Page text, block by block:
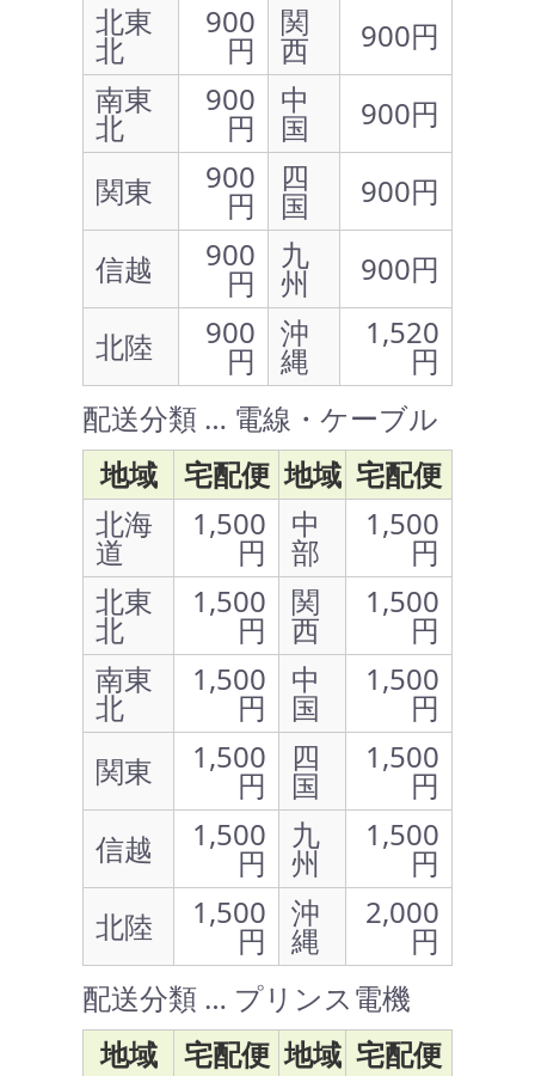
北東
北
900
円
関
西
900円
南東
北
900
円
中
国
900円
関東
900
円
四
国
900円
信越
900
円
九
州
900円
北陸
900
円
沖
縄
1,520
円
配送分類 … 電線・ケーブル
地域
宅配便 地域 宅配便
北海
道
1,500
円
中
部
1,500
円
北東
北
1,500
円
関
西
1,500
円
南東
北
1,500
円
中
国
1,500
円
関東
1,500
円
四
国
1,500
円
信越
1,500
円
九
州
1,500
円
北陸
1,500
円
沖
縄
2,000
円
配送分類 … プリンス電機
地域
宅配便 地域 宅配便